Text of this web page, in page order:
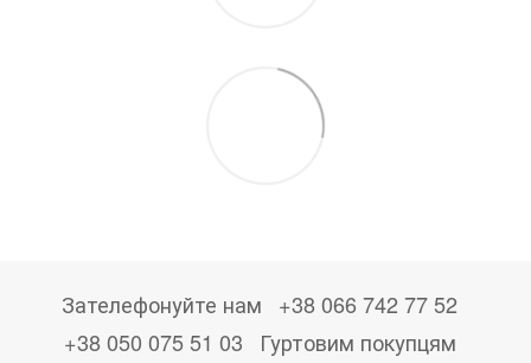
Зателефонуйте нам
+38 066 742 77 52
+38 050 075 51 03
Гуртовим покупцям